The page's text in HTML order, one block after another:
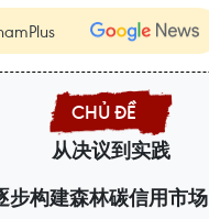
从决议到实践
步构建森林碳信用市场